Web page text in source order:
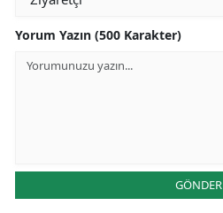
Yorum Yazın (500 Karakter)
GÖNDER